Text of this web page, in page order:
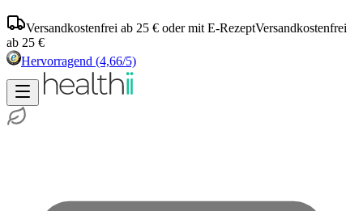
Versandkostenfrei ab 25 € oder mit E-RezeptVersandkostenfrei
ab 25 €
Hervorragend (4,66/5)